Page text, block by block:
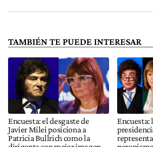
TAMBIÉN TE PUEDE INTERESAR
Encuesta: el desgaste de
Javier Milei posiciona a
Patricia Bullrich como la
Encuesta: